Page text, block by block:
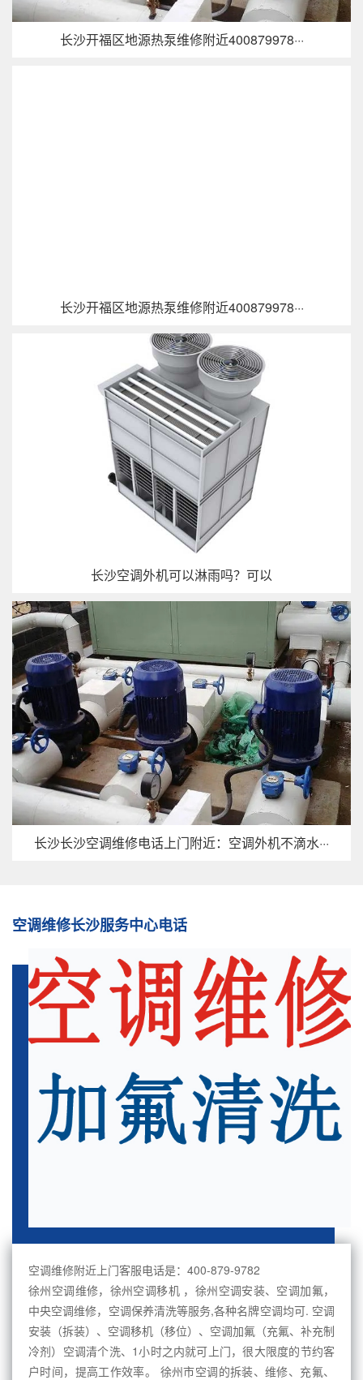
长沙开福区地源热泵维修附近400879978···
长沙开福区地源热泵维修附近400879978···
长沙空调外机可以淋雨吗？可以
长沙长沙空调维修电话上门附近：空调外机不滴水···
空调维修长沙服务中心电话
空调维修附近上门客服电话是：400-879-9782
徐州空调维修，徐州空调移机 ，徐州空调安装、空调加氟，
中央空调维修，空调保养清洗等服务,各种名牌空调均可. 空调
安装（拆装）、空调移机（移位）、空调加氟（充氟、补充制
冷剂）空调清个洗、1小时之内就可上门，很大限度的节约客
户时间，提高工作效率。 徐州市空调的拆装、维修、充氟、